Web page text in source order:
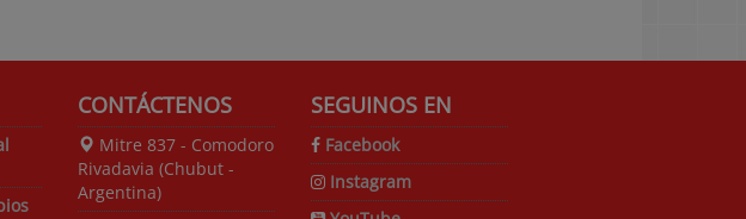
CONTÁCTENOS
Mitre 837 - Comodoro
Rivadavia (Chubut -
Argentina)
SEGUINOS EN
Facebook
Instagram